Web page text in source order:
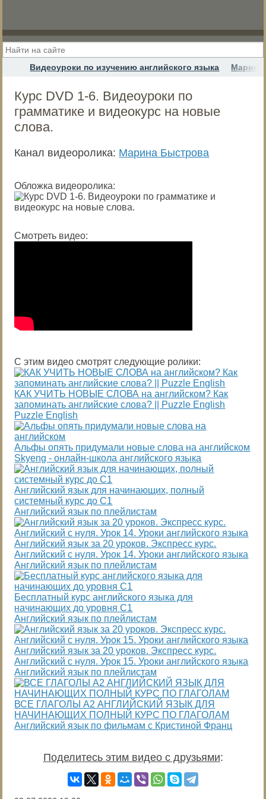
Видеоуроки по изучению английского языка Марина
Курс DVD 1-6. Видеоуроки по
грамматике и видеокурс на новые
слова.
Канал видеоролика: Марина Быстрова
Обложка видеоролика:
Смотреть видео:
С этим видео смотрят следующие ролики:
КАК УЧИТЬ НОВЫЕ СЛОВА на английском? Как
запоминать английские слова? || Puzzle English
Puzzle English
Альфы опять придумали новые слова на английском
Skyeng - онлайн-школа английского языка
Английский язык для начинающих, полный
системный курс до С1
Английский язык по плейлистам
Английский язык за 20 уроков. Экспресс курс.
Английский с нуля. Урок 14. Уроки английского языка
Английский язык по плейлистам
Бесплатный курс английского языка для
начинающих до уровня С1
Английский язык по плейлистам
Английский язык за 20 уроков. Экспресс курс.
Английский с нуля. Урок 15. Уроки английского языка
Английский язык по плейлистам
ВСЕ ГЛАГОЛЫ А2 АНГЛИЙСКИЙ ЯЗЫК ДЛЯ
НАЧИНАЮЩИХ ПОЛНЫЙ КУРС ПО ГЛАГОЛАМ
Английский язык по фильмам с Кристиной Франц
Поделитесь этим видео с друзьями: